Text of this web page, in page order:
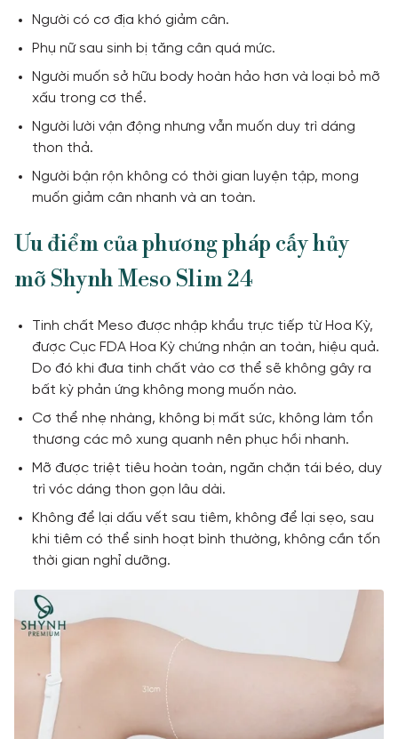
Người có cơ địa khó giảm cân.
Phụ nữ sau sinh bị tăng cân quá mức.
Người muốn sở hữu body hoàn hảo hơn và loại bỏ mỡ
xấu trong cơ thể.
Người lười vận động nhưng vẫn muốn duy trì dáng
thon thả.
Người bận rộn không có thời gian luyện tập, mong
muốn giảm cân nhanh và an toàn.
Ưu điểm của phương pháp cấy hủy
mỡ Shynh Meso Slim 24
Tinh chất Meso được nhập khẩu trực tiếp từ Hoa Kỳ,
được Cục FDA Hoa Kỳ chứng nhận an toàn, hiệu quả.
Do đó khi đưa tinh chất vào cơ thể sẽ không gây ra
bất kỳ phản ứng không mong muốn nào.
Cơ thể nhẹ nhàng, không bị mất sức, không làm tổn
thương các mô xung quanh nên phục hồi nhanh.
Mỡ được triệt tiêu hoàn toàn, ngăn chặn tái béo, duy
trì vóc dáng thon gọn lâu dài.
Không để lại dấu vết sau tiêm, không để lại sẹo, sau
khi tiêm có thể sinh hoạt bình thường, không cần tốn
thời gian nghỉ dưỡng.